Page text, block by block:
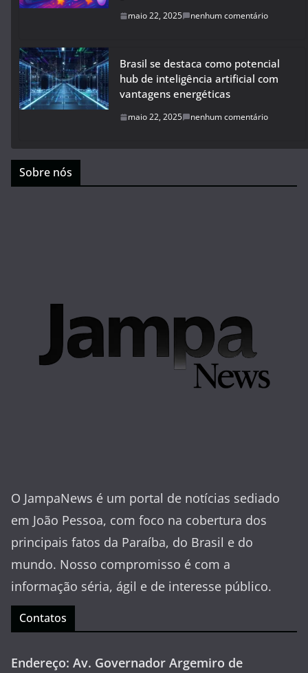
maio 22, 2025 nenhum comentário
Brasil se destaca como potencial
hub de inteligência artificial com
vantagens energéticas
maio 22, 2025 nenhum comentário
Sobre nós
O JampaNews é um portal de notícias sediado
em João Pessoa, com foco na cobertura dos
principais fatos da Paraíba, do Brasil e do
mundo. Nosso compromisso é com a
informação séria, ágil e de interesse público.
Contatos
Endereço: Av. Governador Argemiro de